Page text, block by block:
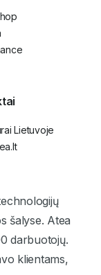
šalyse. Atea
darbuotojų.
klientams,
Lietuvoje